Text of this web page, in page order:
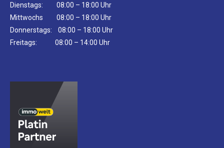
Dienstags: 08:00 – 18:00 Uhr
Mittwochs 08:00 – 18:00 Uhr
Donnerstags: 08:00 – 18:00 Uhr
Freitags: 08:00 – 14:00 Uhr